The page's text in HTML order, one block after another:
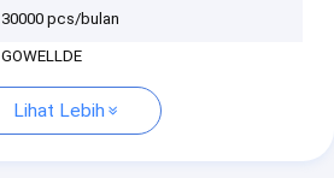
30000 pcs/bulan
GOWELLDE
Lihat Lebih